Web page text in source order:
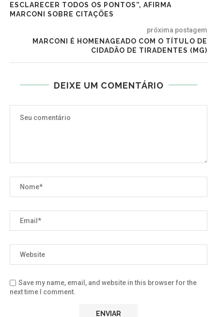
ESCLARECER TODOS OS PONTOS”, AFIRMA
MARCONI SOBRE CITAÇÕES
próxima postagem
MARCONI É HOMENAGEADO COM O TÍTULO DE
CIDADÃO DE TIRADENTES (MG)
DEIXE UM COMENTÁRIO
Save my name, email, and website in this browser for the
next time I comment.